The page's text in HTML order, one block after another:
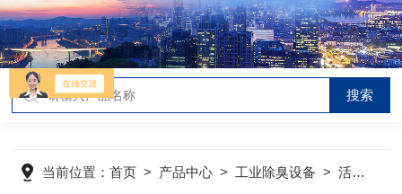
当前位置：首页 > 产品中心 > 工业除臭设备 >活性炭除臭设备